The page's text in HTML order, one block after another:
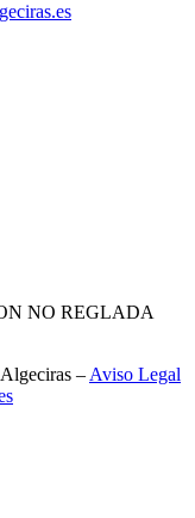
NO REGLADA
– Aviso Legal